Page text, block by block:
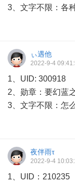
3、文字不限：各
ぃ遇他
2022-9-4
1、UID: 300918
2、勋章：要幻蓝
3、文字不限：怎
夜伴雨τ
2022-9-4
1、UID：210235